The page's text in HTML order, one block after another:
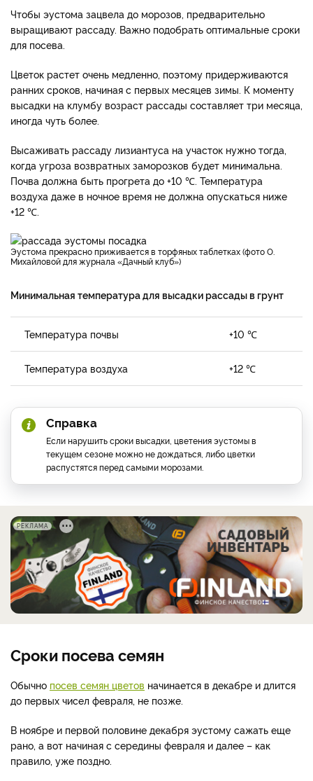
Чтобы эустома зацвела до морозов, предварительно
выращивают рассаду. Важно подобрать оптимальные сроки
для посева.
Цветок растет очень медленно, поэтому придерживаются
ранних сроков, начиная с первых месяцев зимы. К моменту
высадки на клумбу возраст рассады составляет три месяца,
иногда чуть более.
Высаживать рассаду лизиантуса на участок нужно тогда,
когда угроза возвратных заморозков будет минимальна.
Почва должна быть прогрета до +10 ℃. Температура
воздуха даже в ночное время не должна опускаться ниже
+12 ℃.
Эустома прекрасно приживается в торфяных таблетках (фото О.
Михайловой для журнала «Дачный клуб»)
Минимальная температура для высадки рассады в грунт
Температура почвы +10 ℃
Температура воздуха +12 ℃
Справка
Если нарушить сроки высадки, цветения эустомы в
текущем сезоне можно не дождаться, либо цветки
распустятся перед самыми морозами.
РЕКЛАМА
Сроки посева семян
Обычно посев семян цветов начинается в декабре и длится
до первых чисел февраля, не позже.
В ноябре и первой половине декабря эустому сажать еще
рано, а вот начиная с середины февраля и далее – как
правило, уже поздно.